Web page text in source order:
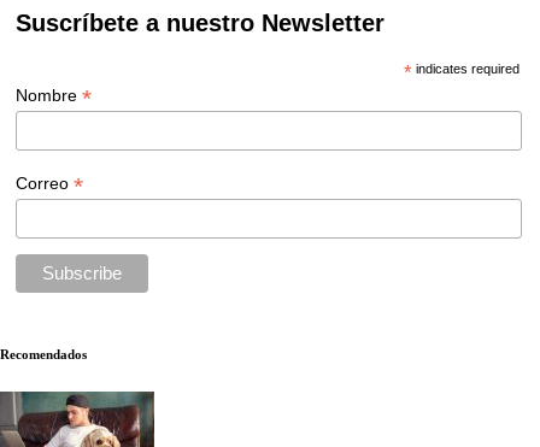
Suscríbete a nuestro Newsletter
*indicates required
Nombre*
Correo*
Recomendados